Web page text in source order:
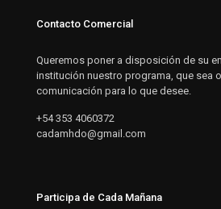
Contacto Comercial
Queremos poner a disposición de su
institución nuestro programa, que sea
comunicación para lo que desee.
+54 353 4060372
cadamhdo@gmail.com
Participa de Cada Mañana